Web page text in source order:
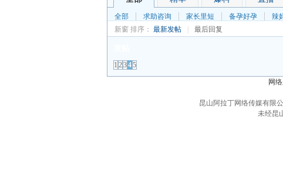
全部 求助咨询 家长里短 备孕好孕 辣
新窗 排序： 最新发帖 最后回复
1 2345
网
昆山阿拉丁网络传媒有限
未经昆